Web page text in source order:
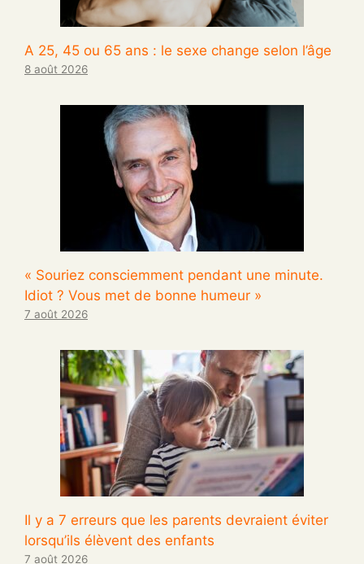
A 25, 45 ou 65 ans : le sexe change selon l’âge
8 août 2026
« Souriez consciemment pendant une minute.
Idiot ? Vous met de bonne humeur »
7 août 2026
Il y a 7 erreurs que les parents devraient éviter
lorsqu’ils élèvent des enfants
7 août 2026